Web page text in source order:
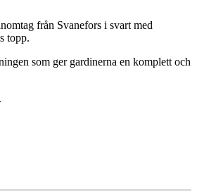
från Svanefors i svart med
topp.
som ger gardinerna en komplett och